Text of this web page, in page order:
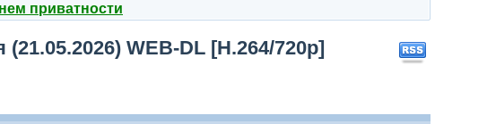
приватности
WEB-DL [H.264/720p]